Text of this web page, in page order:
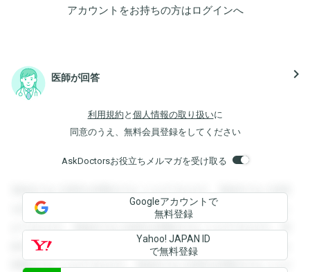
アカウントをお持ちの方はログインへ
医師が回答 navigate_next
利用規約 と 個人情報の取り扱いに
同意のうえ、無料会員登録をしてください
AskDoctorsお役立ちメルマガを受け取る
登録すると回答を閲覧することができます。登録すると回答
を閲覧することができます。登録すると回答を閲覧すること
ができます。登録すると回答を閲覧することができます。登
録すると回答を閲覧することができます。登録すると回答を
閲覧することができます。登録すると回答を閲覧することが
Googleアカウントで
無料登録
Yahoo! JAPAN ID
で無料登録